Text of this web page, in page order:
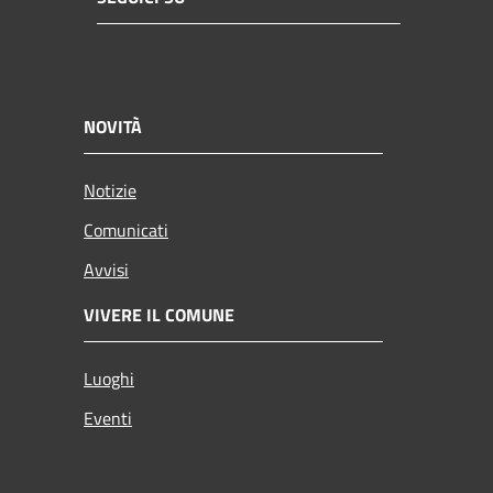
NOVITÀ
Notizie
Comunicati
Avvisi
VIVERE IL COMUNE
Luoghi
Eventi